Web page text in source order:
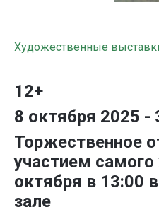
Художественные
12+
8 октября 2025 -
Торжественное
участием
октября в 13:00
зале